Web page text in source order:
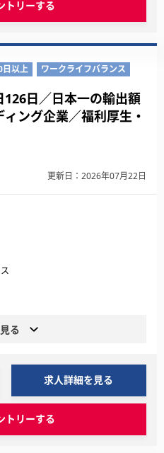
トリーする
日以上 ワークライフバランス
日／日本一の輸出額
ング企業／福利厚生・
更新日：2026年07月22日
る
求人詳細を見る
トリーする